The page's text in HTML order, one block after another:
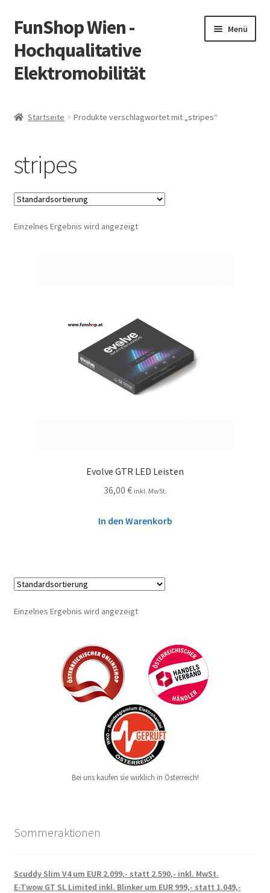
Zur
Navigation
springen
Zum
Inhalt
springen
FunShop Wien -
Hochqualitative
Elektromobilität
Menü
Vorsicht Internetbetrug
Über FunShop
Impressum
Startseite Produkte verschlagwortet mit „stripes“
stripes
Einzelnes Ergebnis wird angezeigt
Evolve GTR LED Leisten
36,00 € inkl. MwSt.
In den Warenkorb
Einzelnes Ergebnis wird angezeigt
Bei uns kaufen sie wirklich in Österreich!
Sommeraktionen
Scuddy Slim V4 um EUR 2.099,- statt 2.590,- inkl. MwSt.
E-Twow GT SL Limited inkl. Blinker um EUR 999,- statt 1.049,-